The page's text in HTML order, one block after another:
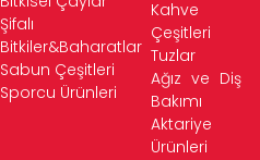
Şifalı
Bitkiler&Baharatlar
Sabun Çeşitleri
Sporcu Ürünleri
Kahve
Çeşitleri
Tuzlar
Ağız ve Diş
Bakımı
Aktariye
Ürünleri